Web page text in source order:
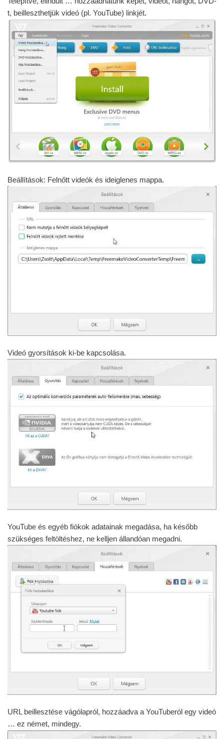
t, beilleszthetjük videó (pl. YouTube) linkjét.
Beállítások: Felnőtt videók és ideiglenes mappa.
Videó gyorsítások ki-be kapcsolása.
YouTube és egyéb fiókok adatainak megadása, ha később
szükséges feltöltéshez, ne kelljen állandóan megadni.
URL beillesztése vágólapról, hozzáadva a YouTuberól egy videó
… ez német, mindegy.